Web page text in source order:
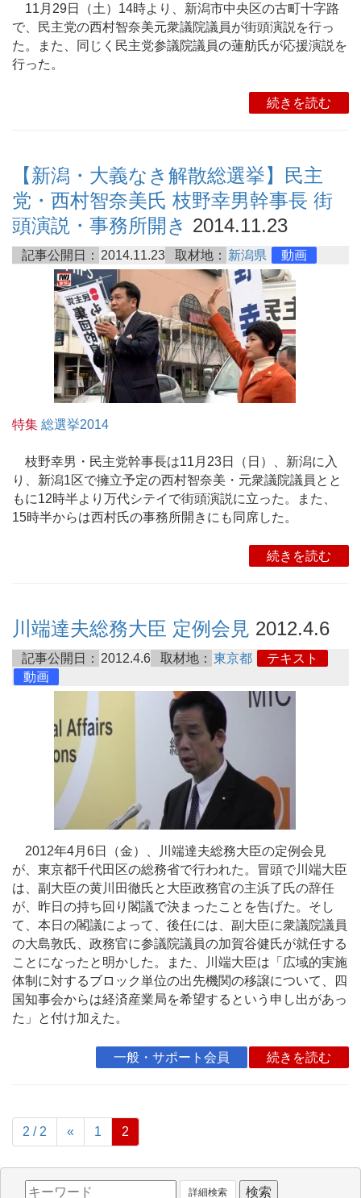
11月29日（土）14時より、新潟市中央区の古町十字路
で、民主党の西村智奈美元衆議院議員が街頭演説を行っ
た。また、同じく民主党参議院議員の蓮舫氏が応援演説を
行った。
続きを読む
【新潟・大義なき解散総選挙】民主
党・西村智奈美氏 枝野幸男幹事長 街
頭演説・事務所開き 2014.11.23
記事公開日： 2014.11.23 取材地： 新潟県 動画
特集 総選挙2014
枝野幸男・民主党幹事長は11月23日（日）、新潟に入
り、新潟1区で擁立予定の西村智奈美・元衆議院議員とと
もに12時半より万代シテイで街頭演説に立った。また、
15時半からは西村氏の事務所開きにも同席した。
続きを読む
川端達夫総務大臣 定例会見 2012.4.6
記事公開日： 2012.4.6 取材地： 東京都
テキスト
動画
2012年4月6日（金）、川端達夫総務大臣の定例会見
が、東京都千代田区の総務省で行われた。冒頭で川端大臣
は、副大臣の黄川田徹氏と大臣政務官の主浜了氏の辞任
が、昨日の持ち回り閣議で決まったことを告げた。そし
て、本日の閣議によって、後任には、副大臣に衆議院議員
の大島敦氏、政務官に参議院議員の加賀谷健氏が就任する
ことになったと明かした。また、川端大臣は「広域的実施
体制に対するブロック単位の出先機関の移譲について、四
国知事会からは経済産業局を希望するという申し出があっ
た」と付け加えた。
一般・サポート会員 続きを読む
2 / 2 « 1 2
詳細検索